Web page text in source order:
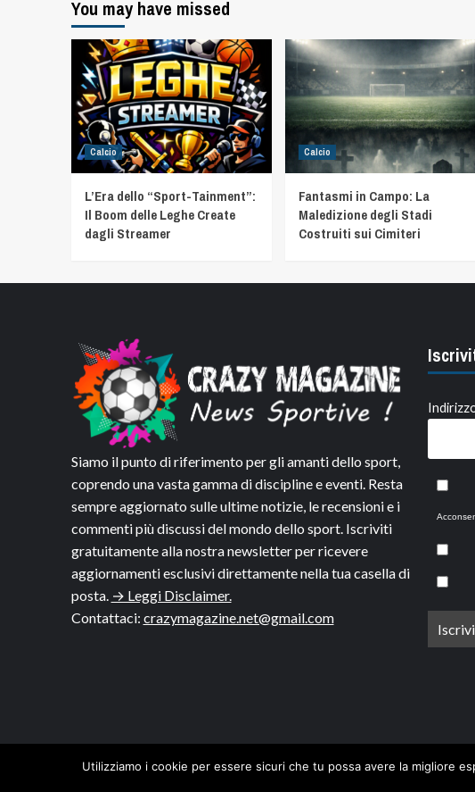
You may have missed
Calcio
L’Era dello “Sport-Tainment”:
Il Boom delle Leghe Create
dagli Streamer
Calcio
Fantasmi in Campo: La
Maledizione degli Stadi
Costruiti sui Cimiteri
Siamo il punto di riferimento per gli amanti dello sport,
coprendo una vasta gamma di discipline e eventi. Resta
sempre aggiornato sulle ultime notizie, le recensioni e i
commenti più discussi del mondo dello sport. Iscriviti
gratuitamente alla nostra newsletter per ricevere
aggiornamenti esclusivi direttamente nella tua casella di
posta. → Leggi Disclaimer.
Contattaci: crazymagazine.net@gmail.com
Utilizziamo i cookie per essere sicuri che tu possa avere la migliore